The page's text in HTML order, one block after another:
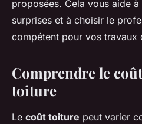
proposées. Cela vous aide
surprises et à choisir le
compétent pour vos travaux
Comprendre le
toiture
Le coût toiture peut varier